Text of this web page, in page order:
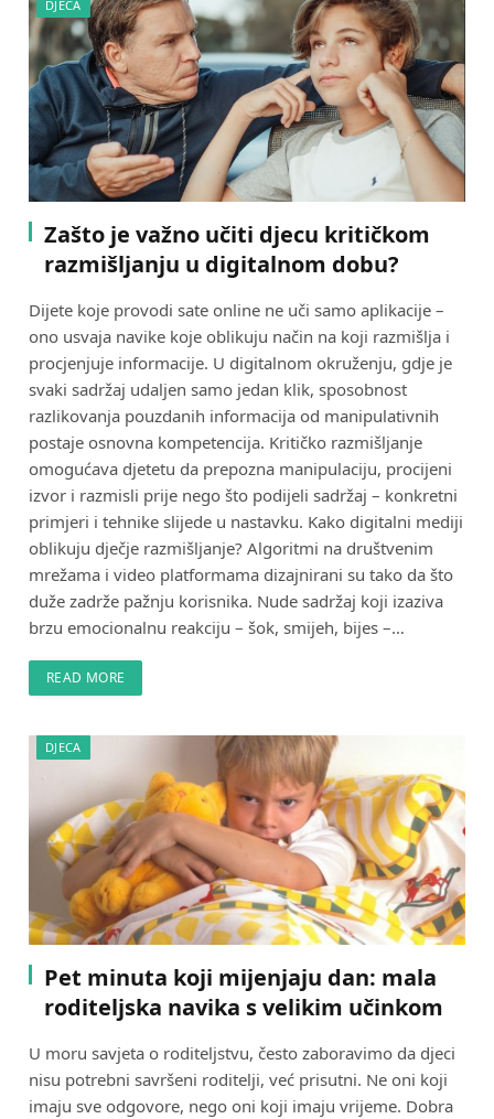
DJECA
Zašto je važno učiti djecu kritičkom
razmišljanju u digitalnom dobu?
Dijete koje provodi sate online ne uči samo aplikacije –
ono usvaja navike koje oblikuju način na koji razmišlja i
procjenjuje informacije. U digitalnom okruženju, gdje je
svaki sadržaj udaljen samo jedan klik, sposobnost
razlikovanja pouzdanih informacija od manipulativnih
postaje osnovna kompetencija. Kritičko razmišljanje
omogućava djetetu da prepozna manipulaciju, procijeni
izvor i razmisli prije nego što podijeli sadržaj – konkretni
primjeri i tehnike slijede u nastavku. Kako digitalni mediji
oblikuju dječje razmišljanje? Algoritmi na društvenim
mrežama i video platformama dizajnirani su tako da što
duže zadrže pažnju korisnika. Nude sadržaj koji izaziva
brzu emocionalnu reakciju – šok, smijeh, bijes –…
READ MORE
DJECA
Pet minuta koji mijenjaju dan: mala
roditeljska navika s velikim učinkom
U moru savjeta o roditeljstvu, često zaboravimo da djeci
nisu potrebni savršeni roditelji, već prisutni. Ne oni koji
imaju sve odgovore, nego oni koji imaju vrijeme. Dobra